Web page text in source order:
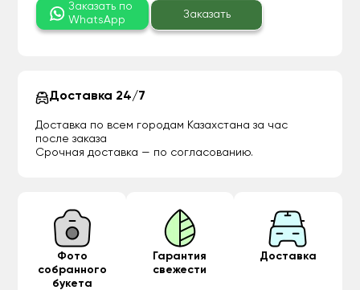
Заказать по
WhatsApp
Заказать
Доставка 24/7
Доставка по всем городам Казахстана за час
после заказа
Срочная доставка — по согласованию.
Фото
собранного
букета
Гарантия
свежести
Доставка